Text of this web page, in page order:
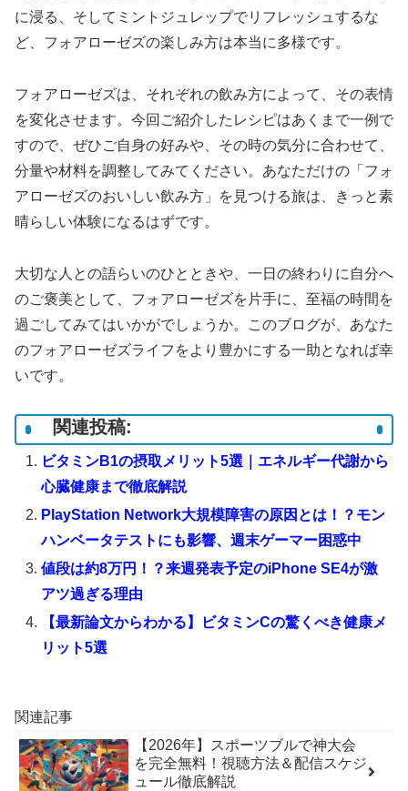
に浸る、そしてミントジュレップでリフレッシュするな
ど、フォアローゼズの楽しみ方は本当に多様です。
フォアローゼズは、それぞれの飲み方によって、その表情
を変化させます。今回ご紹介したレシピはあくまで一例で
すので、ぜひご自身の好みや、その時の気分に合わせて、
分量や材料を調整してみてください。あなただけの「フォ
アローゼズのおいしい飲み方」を見つける旅は、きっと素
晴らしい体験になるはずです。
大切な人との語らいのひとときや、一日の終わりに自分へ
のご褒美として、フォアローゼズを片手に、至福の時間を
過ごしてみてはいかがでしょうか。このブログが、あなた
のフォアローゼズライフをより豊かにする一助となれば幸
いです。
関連投稿:
ビタミンB1の摂取メリット5選｜エネルギー代謝から
心臓健康まで徹底解説
PlayStation Network大規模障害の原因とは！？モン
ハンベータテストにも影響、週末ゲーマー困惑中
値段は約8万円！？来週発表予定のiPhone SE4が激
アツ過ぎる理由
【最新論文からわかる】ビタミンCの驚くべき健康メ
リット5選
関連記事
【2026年】スポーツブルで神大会
を完全無料！視聴方法＆配信スケジ
ュール徹底解説